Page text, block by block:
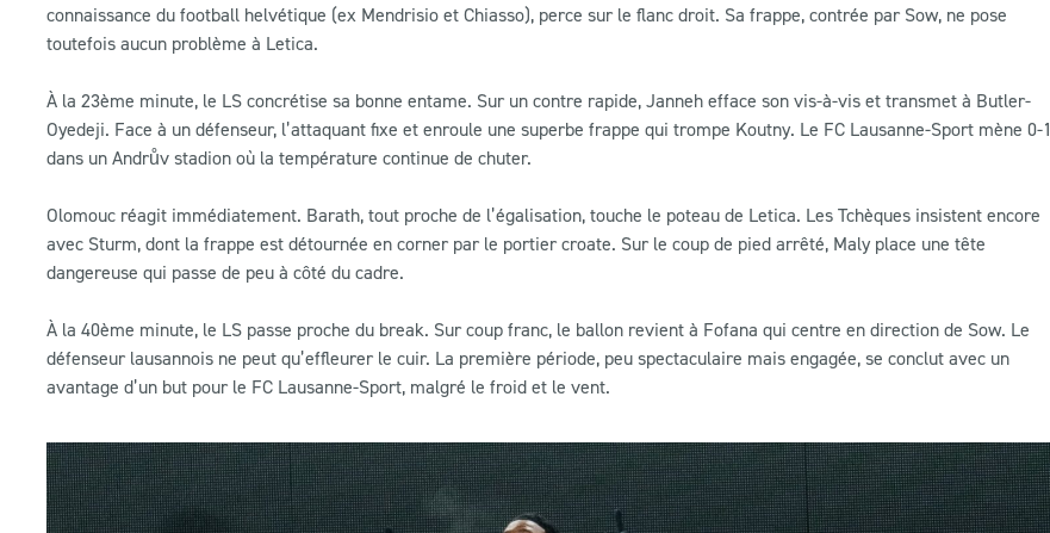
connaissance du football helvétique (ex Mendrisio et Chiasso), perce sur le flanc droit. Sa frappe, contrée par Sow, ne pose
toutefois aucun problème à Letica.
À la 23ème minute, le LS concrétise sa bonne entame. Sur un contre rapide, Janneh efface son vis-à-vis et transmet à Butler-
Oyedeji. Face à un défenseur, l’attaquant fixe et enroule une superbe frappe qui trompe Koutny. Le FC Lausanne-Sport mène 0-1
dans un Andrův stadion où la température continue de chuter.
Olomouc réagit immédiatement. Barath, tout proche de l’égalisation, touche le poteau de Letica. Les Tchèques insistent encore
avec Sturm, dont la frappe est détournée en corner par le portier croate. Sur le coup de pied arrêté, Maly place une tête
dangereuse qui passe de peu à côté du cadre.
À la 40ème minute, le LS passe proche du break. Sur coup franc, le ballon revient à Fofana qui centre en direction de Sow. Le
défenseur lausannois ne peut qu’effleurer le cuir. La première période, peu spectaculaire mais engagée, se conclut avec un
avantage d’un but pour le FC Lausanne-Sport, malgré le froid et le vent.